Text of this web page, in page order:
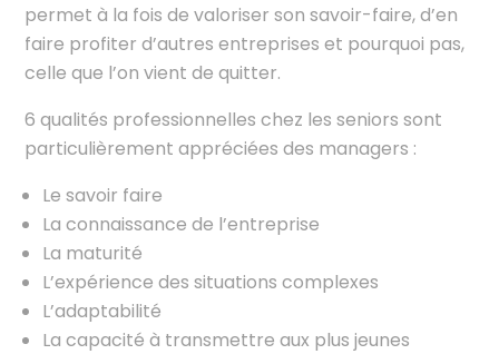
permet à la fois de valoriser son savoir-faire, d’en
faire profiter d’autres entreprises et pourquoi pas,
celle que l’on vient de quitter.
6 qualités professionnelles chez les seniors sont
particulièrement appréciées des managers :
Le savoir faire
La connaissance de l’entreprise
La maturité
L’expérience des situations complexes
L’adaptabilité
La capacité à transmettre aux plus jeunes